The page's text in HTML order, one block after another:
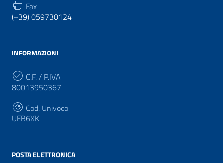
Fax
(+39) 059730124
INFORMAZIONI
C.F. / P.IVA
80013950367
Cod. Univoco
UFB6XK
POSTA ELETTRONICA